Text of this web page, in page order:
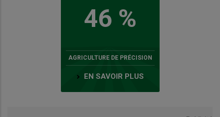
46 %
AGRICULTURE DE PRÉCISION
EN SAVOIR PLUS